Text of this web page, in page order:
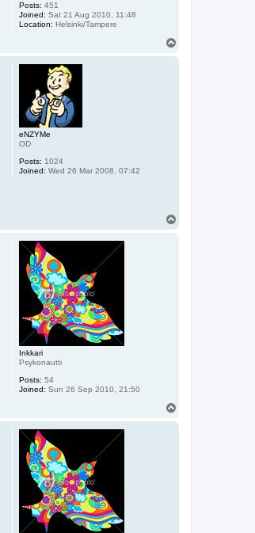
Posts: 451
Joined: Sat 21 Aug 2010, 11:48
Location: Helsinki/Tampere
eNZYMe
OD
Posts: 1024
Joined: Wed 26 Mar 2008, 07:42
Inkkari
Psykonautti
Posts: 54
Joined: Sun 26 Sep 2010, 21:50